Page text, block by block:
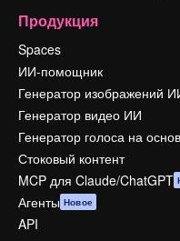
Продукция
Spaces
ИИ-помощник
Генератор изображений
Генератор видео ИИ
Генератор голоса на
Стоковый контент
MCP для Claude/ChatGPT
Агенты Новое
API